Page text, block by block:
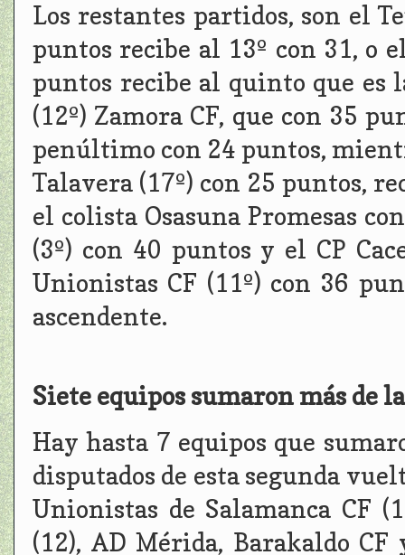
Los restantes partidos, son el
puntos recibe al 13º con 31, o
puntos recibe al quinto que es
(12º) Zamora CF, que con 35
penúltimo con 24 puntos,
Talavera (17º) con 25 puntos,
el colista Osasuna Promesas
(3º) con 40 puntos y el CP
Unionistas CF (11º) con 36
ascendente.
Siete equipos sumaron más de
Hay hasta 7 equipos que
disputados de esta segunda
Unionistas de Salamanca CF
(12), AD Mérida, Barakaldo CF